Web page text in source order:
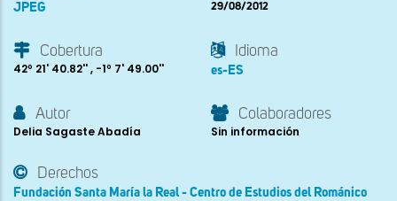
JPEG 29/08/2012
Cobertura
42º 21' 40.82'' , -1º 7' 49.00''
Idioma
es-ES
Autor
Delia Sagaste Abadía
Colaboradores
Sin información
Derechos
Fundación Santa María la Real - Centro de Estudios del Románico